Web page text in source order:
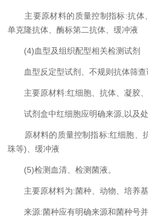
主要原材料的质量控制指标:抗体
单克隆抗体、酶标第二抗体、缓冲液
(4)血型及组织配型相关检测试剂
血型反定型试剂、不规则抗体筛查
主要原材料:红细胞、抗体、凝胶、
试剂盒中红细胞应明确来源,以及处
原材料的质量控制指标:红细胞、
珠等)、缓冲液
(5)检测血清、检测菌液。
主要原材料为:菌种、动物、培养基
来源:菌种应有明确来源和菌种号并